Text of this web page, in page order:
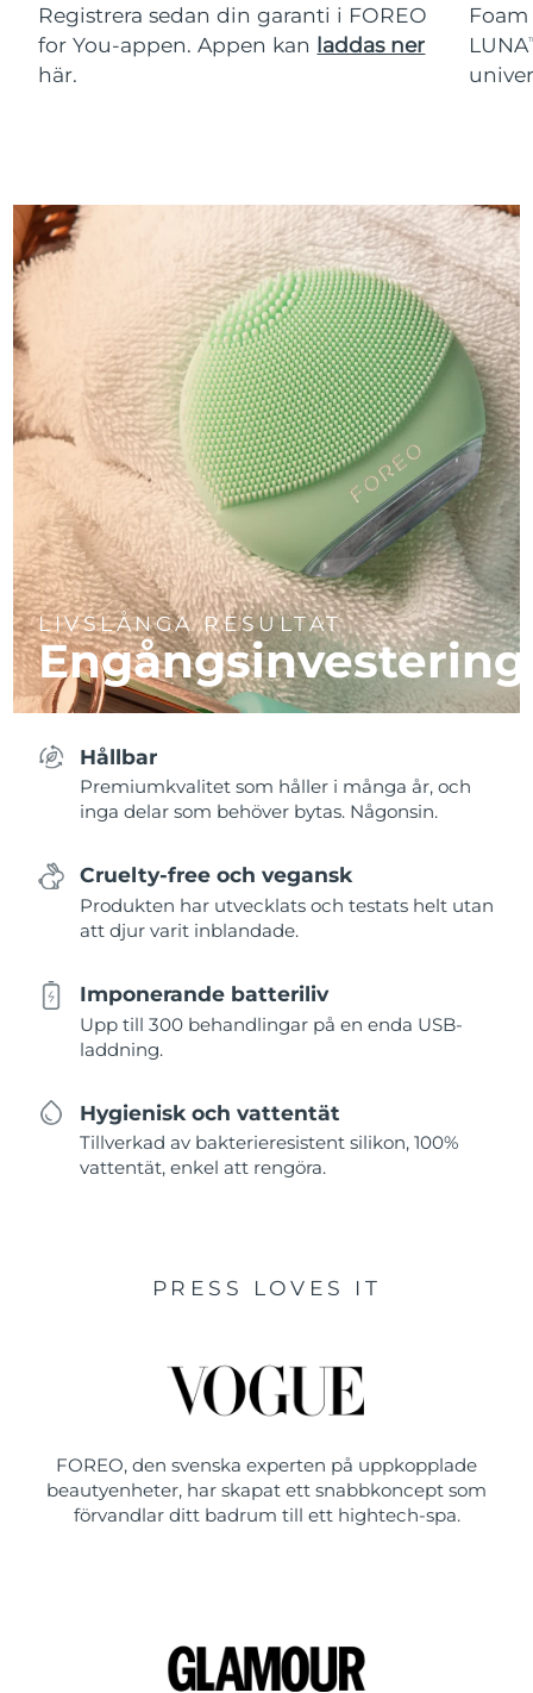
Registrera sedan din garanti i FOREO
for You-appen. Appen kan laddas ner
här.
LUNA
LIVSLÅNGA RESULTAT
Engångsinvestering
Hållbar
Premiumkvalitet som håller i många år, och
inga delar som behöver bytas. Någonsin.
Cruelty-free och vegansk
Produkten har utvecklats och testats helt utan
att djur varit inblandade.
Imponerande batteriliv
Upp till 300 behandlingar på en enda USB-
laddning.
Hygienisk och vattentät
Tillverkad av bakterieresistent silikon, 100%
vattentät, enkel att rengöra.
PRESS LOVES IT
FOREO, den svenska experten på uppkopplade
beautyenheter, har skapat ett snabbkoncept som
förvandlar ditt badrum till ett hightech-spa.